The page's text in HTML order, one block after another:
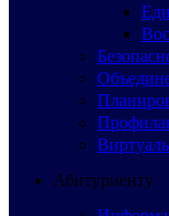
Абитуриенту